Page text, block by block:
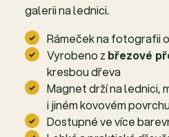
galerii na lednici.
Rámeček na fotografii
Vyrobeno z březové
kresbou dřeva
Magnet drží na lednici,
i jiném kovovém
Dostupné ve více